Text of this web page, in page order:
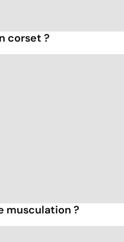
corset ?
musculation ?